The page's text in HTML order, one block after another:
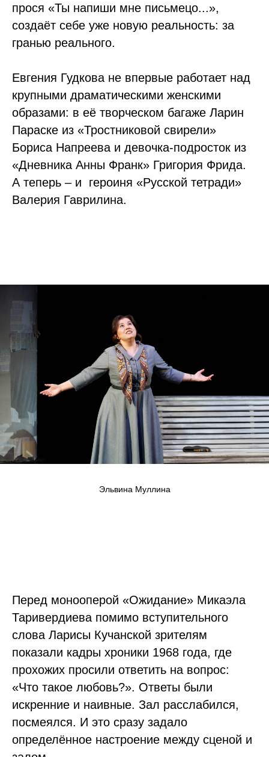
прося «Ты напиши мне письмецо...»,
создаёт себе уже новую реальность: за
гранью реального.
Евгения Гудкова не впервые работает над
крупными драматическими женскими
образами: в её творческом багаже Ларин
Параске из «Тростниковой свирели»
Бориса Напреева и девочка-подросток из
«Дневника Анны Франк» Григория Фрида.
А теперь – и героиня «Русской тетради»
Валерия Гаврилина.
Эльвина Муллина
Перед монооперой «Ожидание» Микаэла
Таривердиева помимо вступительного
слова Ларисы Кучанской зрителям
показали кадры хроники 1968 года, где
прохожих просили ответить на вопрос:
«Что такое любовь?». Ответы были
искренние и наивные. Зал расслабился,
посмеялся. И это сразу задало
определённое настроение между сценой и